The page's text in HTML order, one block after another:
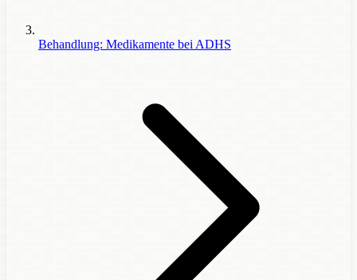
Behandlung: Medikamente bei ADHS